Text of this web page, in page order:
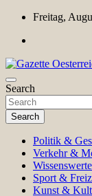
Skip
content
Freitag,
Gazette
Magazin für
Search
Search
Politik &
Verkehr &
Sport &
Kunst &